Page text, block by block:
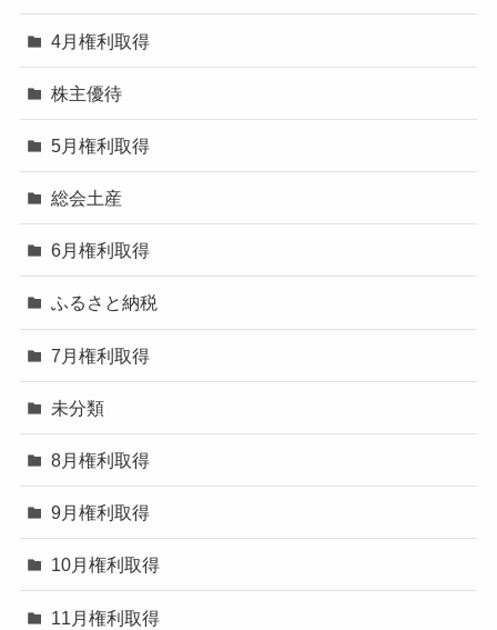
4月権利取得
株主優待
5月権利取得
総会土産
6月権利取得
ふるさと納税
7月権利取得
未分類
8月権利取得
9月権利取得
10月権利取得
11月権利取得